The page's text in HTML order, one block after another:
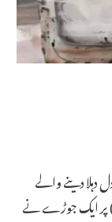
دہلا دینے والے
پر ایک جوڑے نے